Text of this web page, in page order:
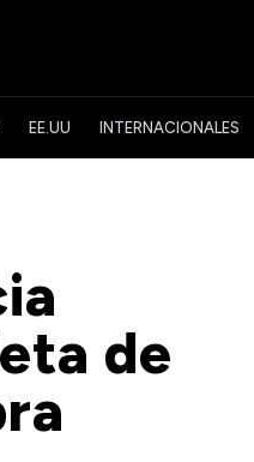
EE.UU INTERNACIONALES
de